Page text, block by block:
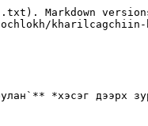
Markdown
kharilcagchiin-
*хэсэг дээрх